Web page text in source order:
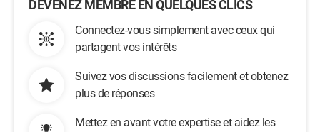
DEVENEZ MEMBRE EN QUELQUES CLICS
Connectez-vous simplement avec ceux qui
partagent vos intérêts
Suivez vos discussions facilement et obtenez
plus de réponses
Mettez en avant votre expertise et aidez les